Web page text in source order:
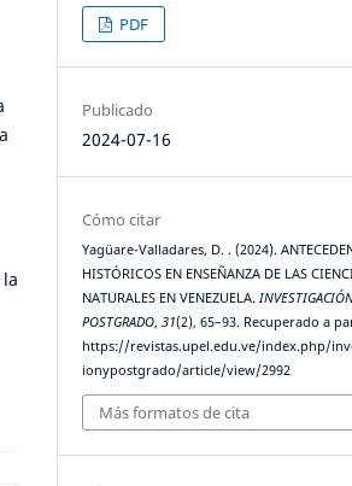
PDF
Publicado
2024-07-16
Cómo citar
Yagüare-Valladares, D. . (2024).
HISTÓRICOS EN ENSEÑANZA DE LAS
NATURALES EN VENEZUELA.
POSTGRADO,31(2), 65–93. Recuperado a
https://revistas.upel.edu.ve/index.php/
ionypostgrado/article/view/2992
Más formatos de cita